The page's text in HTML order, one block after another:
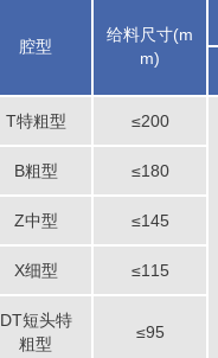
腔型
给料尺寸(m
m)
T特粗型 ≤200
B粗型 ≤180
Z中型 ≤145
X细型 ≤115
DT短头特
粗型
≤95